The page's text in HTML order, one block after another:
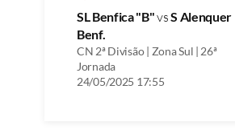
SL Benfica "B"vsS Alenquer
Benf.
CN 2ª Divisão | Zona Sul | 26ª
Jornada
24/05/2025 17:55